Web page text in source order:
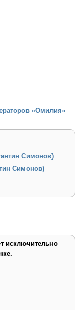
«Омилия»
Симонов)
Симонов)
исключительно